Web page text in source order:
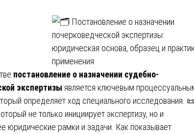
постановление о назначении судебно-
экспертизы является ключевым
определяет ход специального исследования.
не только инициирует экспертизу, но и
юридические рамки и задачи. Как показывает